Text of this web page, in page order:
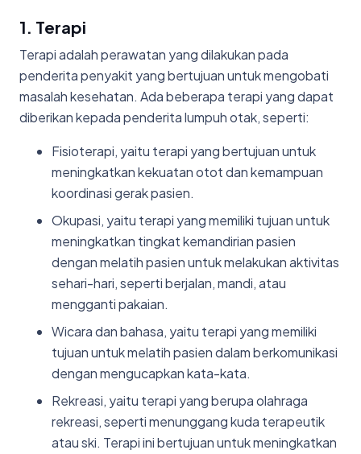
1. Terapi
Terapi adalah perawatan yang dilakukan pada
penderita penyakit yang bertujuan untuk mengobati
masalah kesehatan. Ada beberapa terapi yang dapat
diberikan kepada penderita lumpuh otak, seperti:
Fisioterapi, yaitu terapi yang bertujuan untuk
meningkatkan kekuatan otot dan kemampuan
koordinasi gerak pasien.
Okupasi, yaitu terapi yang memiliki tujuan untuk
meningkatkan tingkat kemandirian pasien
dengan melatih pasien untuk melakukan aktivitas
sehari-hari, seperti berjalan, mandi, atau
mengganti pakaian.
Wicara dan bahasa, yaitu terapi yang memiliki
tujuan untuk melatih pasien dalam berkomunikasi
dengan mengucapkan kata-kata.
Rekreasi, yaitu terapi yang berupa olahraga
rekreasi, seperti menunggang kuda terapeutik
atau ski. Terapi ini bertujuan untuk meningkatkan